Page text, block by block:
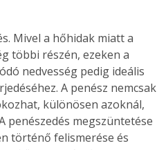
Mivel a hőhidak miatt a
többi részén, ezeken a
nedvesség pedig ideális
A penész nemcsak
különösen azoknál,
penészedés megszüntetése
történő felismerése és